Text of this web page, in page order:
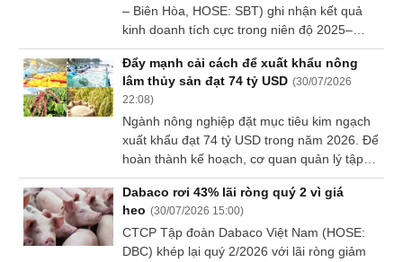
– Biên Hòa, HOSE: SBT) ghi nhận kết quả
kinh doanh tích cực trong niên độ 2025–
2026, duy trì tăng trưởng và hoàn thành
vượt kế hoạch doanh thu trong bối cảnh thị
trường nông sản và môi trường kinh doanh
toàn cầu tiếp tục đối mặt với nhiều biến
động.
Đẩy mạnh cải cách để xuất khẩu nông
lâm thủy sản đạt 74 tỷ USD (30/07/2026
22:08)
Ngành nông nghiệp đặt mục tiêu kim ngạch
xuất khẩu đạt 74 tỷ USD trong năm 2026. Để
hoàn thành kế hoạch, cơ quan quản lý tập
trung rút ngắn thủ tục hành chính, số hóa
quy trình và kiểm soát chặt chẽ dữ liệu truy
xuất nguồn gốc.
Dabaco rơi 43% lãi ròng quý 2 vì giá
heo (30/07/2026 15:00)
CTCP Tập đoàn Dabaco Việt Nam (HOSE:
DBC) khép lại quý 2/2026 với lãi ròng giảm
vụ
(-)
Sách